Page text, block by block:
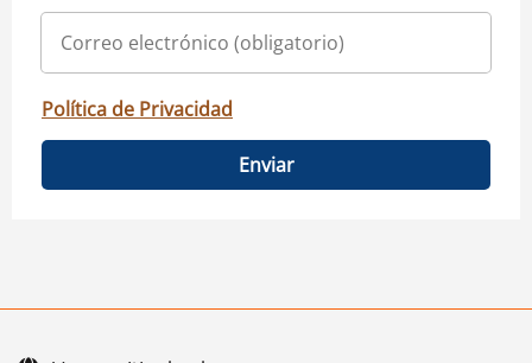
Política de Privacidad
Enviar